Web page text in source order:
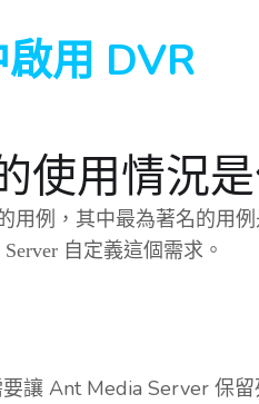
用 DVR
使用情況是
例，其中最為著名的用
自定義這個需求。
讓 Ant Media Server 保